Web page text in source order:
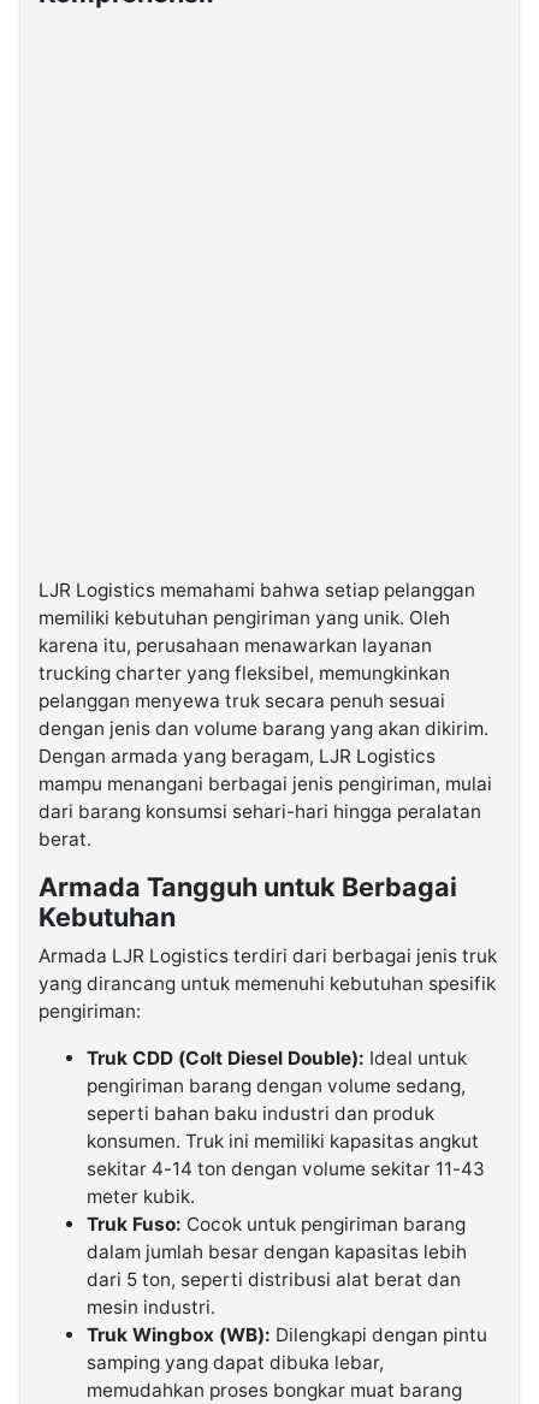
LJR Logistics memahami bahwa setiap pelanggan
memiliki kebutuhan pengiriman yang unik. Oleh
karena itu, perusahaan menawarkan layanan
trucking charter yang fleksibel, memungkinkan
pelanggan menyewa truk secara penuh sesuai
dengan jenis dan volume barang yang akan dikirim.
Dengan armada yang beragam, LJR Logistics
mampu menangani berbagai jenis pengiriman, mulai
dari barang konsumsi sehari-hari hingga peralatan
berat.
Armada Tangguh untuk Berbagai
Kebutuhan
Armada LJR Logistics terdiri dari berbagai jenis truk
yang dirancang untuk memenuhi kebutuhan spesifik
pengiriman:
Truk CDD (Colt Diesel Double): Ideal untuk
pengiriman barang dengan volume sedang,
seperti bahan baku industri dan produk
konsumen. Truk ini memiliki kapasitas angkut
sekitar 4-14 ton dengan volume sekitar 11-43
meter kubik.
Truk Fuso: Cocok untuk pengiriman barang
dalam jumlah besar dengan kapasitas lebih
dari 5 ton, seperti distribusi alat berat dan
mesin industri.
Truk Wingbox (WB): Dilengkapi dengan pintu
samping yang dapat dibuka lebar,
memudahkan proses bongkar muat barang